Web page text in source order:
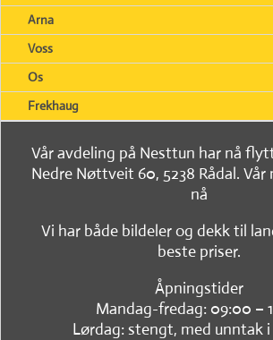
Arna
Voss
Os
Frekhaug
Vår avdeling på Nesttun har nå
Nedre Nøttveit 60, 5238 Rådal. Vår
nå
Vi har både bildeler og dekk til
beste priser.
Åpningstider
Mandag-fredag: 09:00 –
Lørdag: stengt, med unntak i